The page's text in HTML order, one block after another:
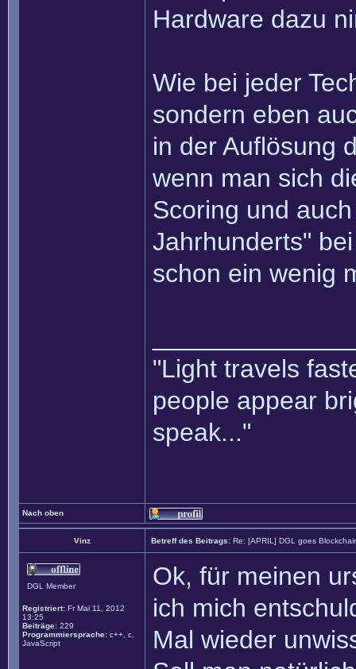
Hardware dazu
Wie bei jeder
sondern eben
in der Auflösung
wenn man sich
Scoring und
Jahrhunderts"
schon ein wenig
"Light travels
people appear
speak..."
Nach oben
Vinz Betreff des Beitrags: Re: [APRIL] DGL goes
DGL Member
Registriert: Fr Mai 11, 2012
13:25
Beiträge: 229
Programmiersprache: c++, c,
JavaScript
Ok, für meinen
ich mich
Mal wieder